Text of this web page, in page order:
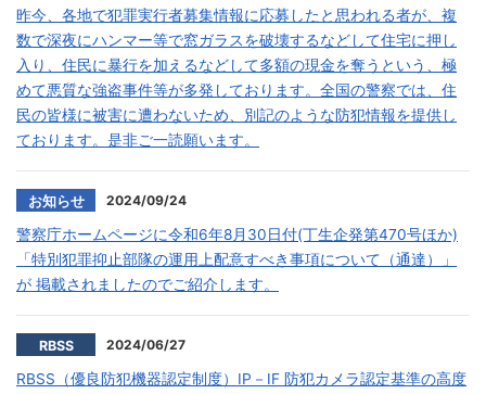
昨今、各地で犯罪実行者募集情報に応募したと思われる者が、複
数で深夜にハンマー等で窓ガラスを破壊するなどして住宅に押し
入り、住民に暴行を加えるなどして多額の現金を奪うという、極
めて悪質な強盗事件等が多発しております。全国の警察では、住
民の皆様に被害に遭わないため、別記のような防犯情報を提供し
ております。是非ご一読願います。
2024/09/24
お知らせ
警察庁ホームページに令和6年8月30日付(丁生企発第470号ほか)
「特別犯罪抑止部隊の運用上配意すべき事項について（通達）」
が 掲載されましたのでご紹介します。
2024/06/27
RBSS
RBSS（優良防犯機器認定制度）IP－IF 防犯カメラ認定基準の高度